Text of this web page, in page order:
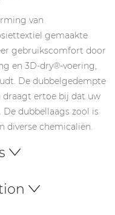
van
gemaakte
gebruikscomfort door
en 3D-dry®-voering,
De dubbelgedempte
draagt ertoe bij dat uw
dubbellaags zool is
diverse chemicaliën.